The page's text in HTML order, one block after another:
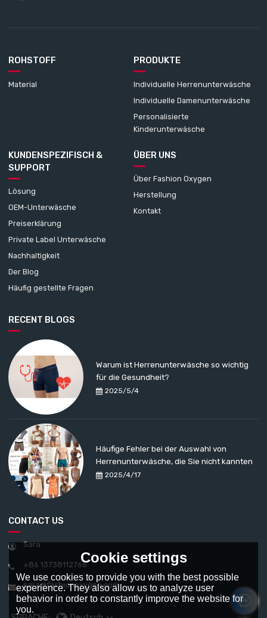
ROHSTOFF
Material
PRODUKTE
Individuelle Herrenunterwäsche
Individuelle Damenunterwäsche
Personalisierte
Kinderunterwäsche
KUNDENSPEZIFISCH &
SUPPORT
Lösung
OEM-Unterwäsche
Preiserklärung
Private Label Unterwäsche
Nachhaltigkeit
Der Blog
Häufig gestellte Fragen
ÜBER UNS
Über Fashion Oxygen
Herstellung
Kontakt
RECENT BLOGS
2025/5/4
Warum ist Herrenunterwäsche so wichtig
für die Gesundheit?
2025/4/17
Häufige Fehler bei der Auswahl von
Herrenunterwäsche, die Sie nicht kannten
CONTACT US
Sara
+86 13738112766
sara@fashionoxygen.com
Cookie settings
We use cookies to provide you with the best possible
experience. They also allow us to analyze user
behavior in order to constantly improve the website for
you.